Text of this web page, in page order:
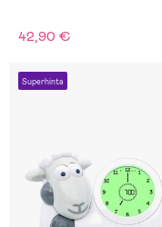
42,90 €
Superhinta